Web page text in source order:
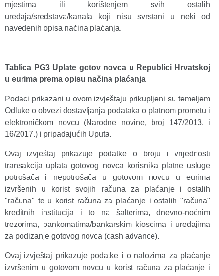
mjestima ili korištenjem svih ostalih
uređaja/sredstava/kanala koji nisu svrstani u neki od
navedenih opisa načina plaćanja.
Tablica PG3 Uplate gotov novca u Republici Hrvatskoj
u eurima prema opisu načina plaćanja
Podaci prikazani u ovom izvještaju prikupljeni su temeljem
Odluke o obvezi dostavljanja podataka o platnom prometu i
elektroničkom novcu (Narodne novine, broj 147/2013. i
16/2017.) i pripadajućih Uputa.
Ovaj izvještaj prikazuje podatke o broju i vrijednosti
transakcija uplata gotovog novca korisnika platne usluge
potrošača i nepotrošača u gotovom novcu u eurima
izvršenih u korist svojih računa za plaćanje i ostalih
"računa" te u korist računa za plaćanje i ostalih "računa"
kreditnih institucija i to na šalterima, dnevno-noćnim
trezorima, bankomatima/bankarskim kioscima i uređajima
za podizanje gotovog novca (cash advance).
Ovaj izvještaj prikazuje podatke i o nalozima za plaćanje
izvršenim u gotovom novcu u korist računa za plaćanje i